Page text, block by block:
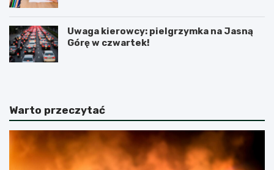
Uwaga kierowcy: pielgrzymka na Jasną
Górę w czwartek!
Warto przeczytać